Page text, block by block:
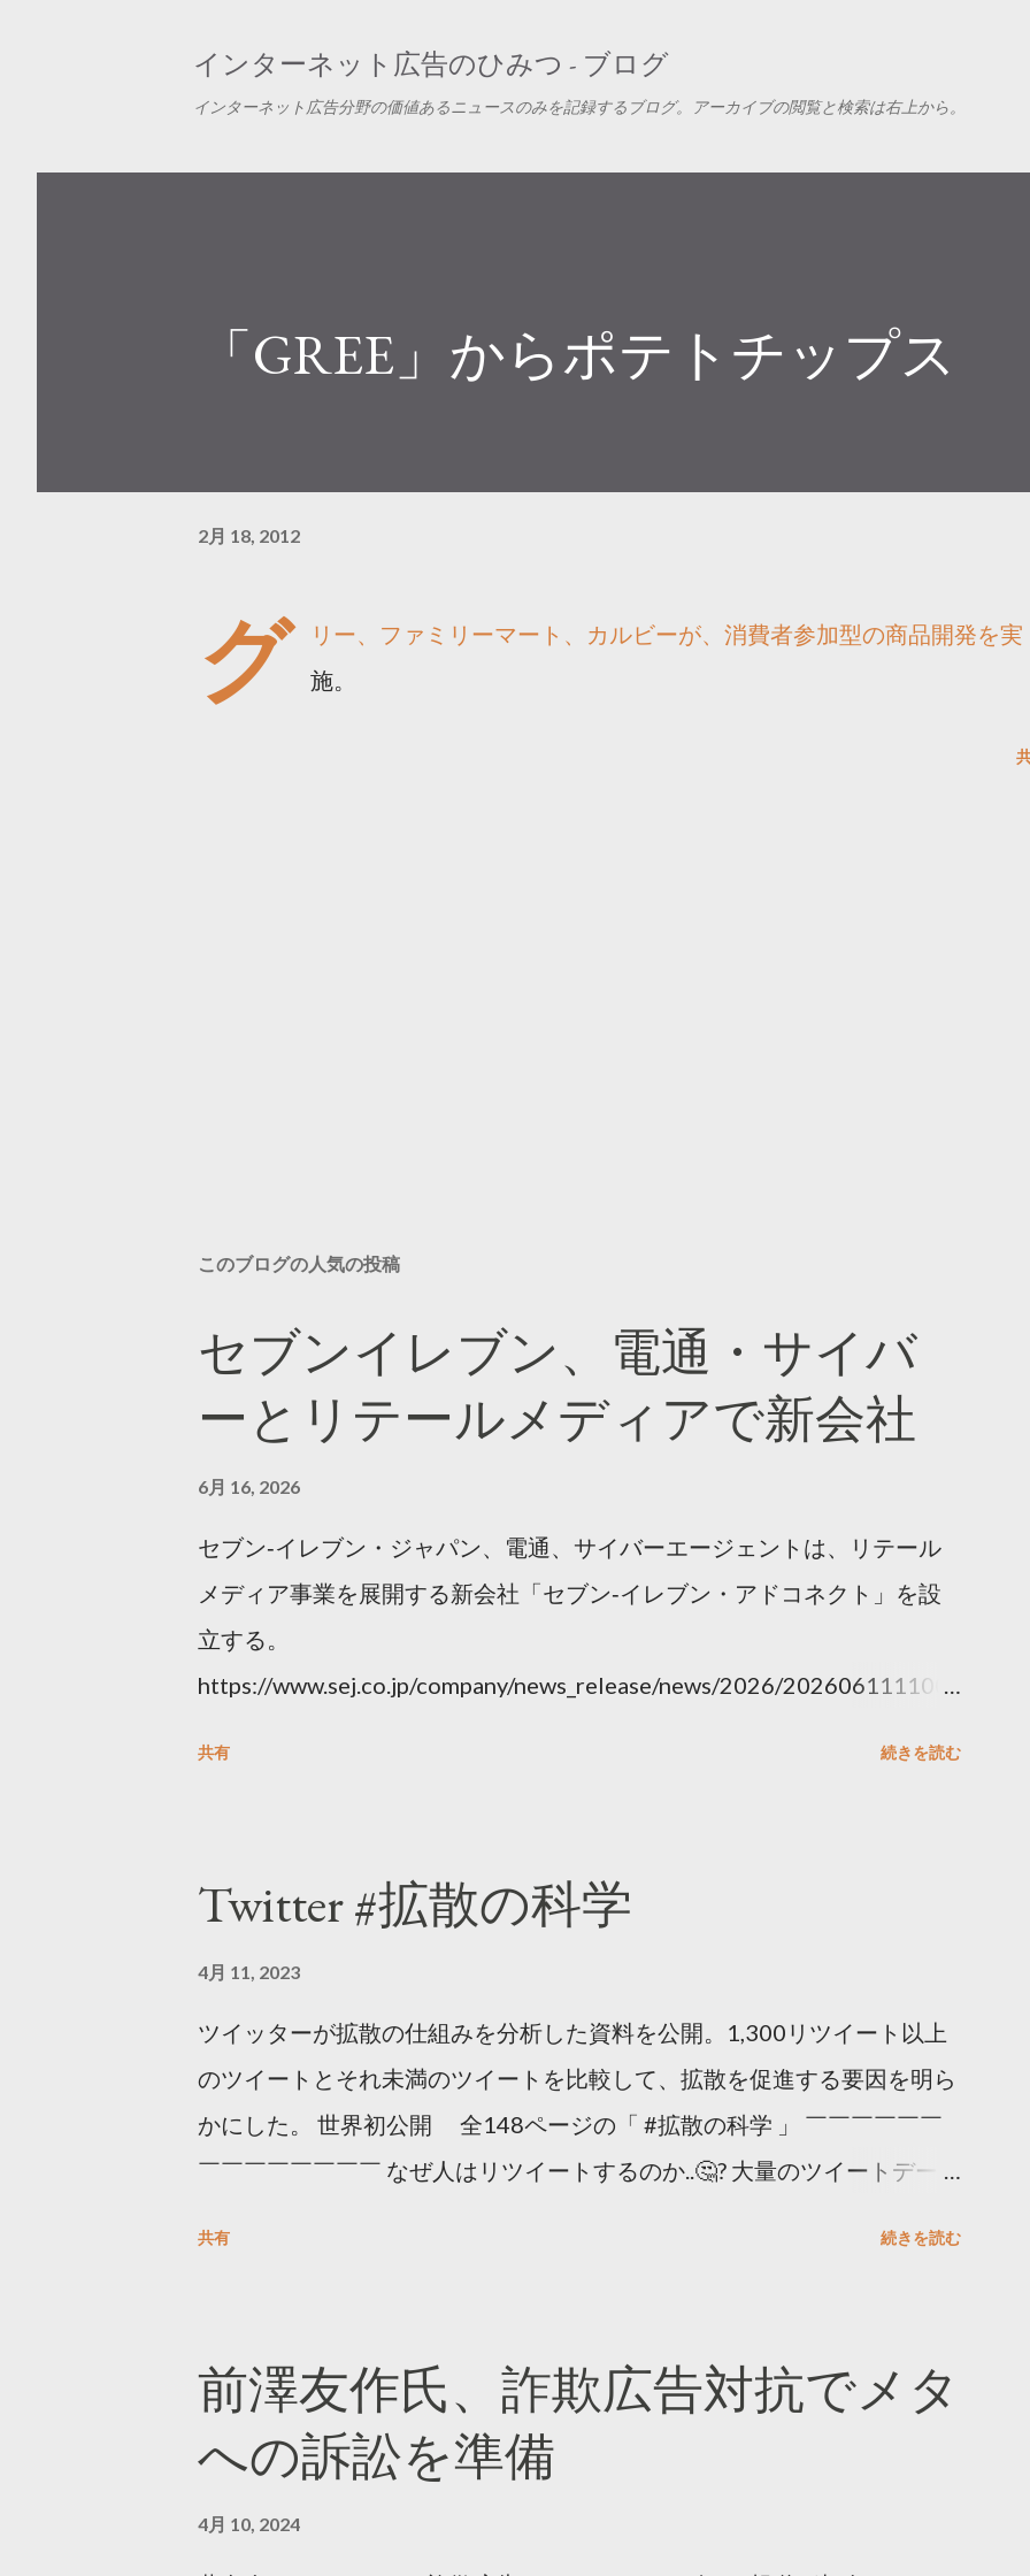
インターネット広告のひみつ - ブログ
インターネット広告分野の価値あるニュースのみを記録するブログ。アーカイブの閲覧と検索は右上から。
「GREE」からポテトチップス
2月 18, 2012
グ
リー、ファミリーマート、カルビーが、消費者参加型の商品開発を実
施。
このブログの人気の投稿
セブンイレブン、電通・サイバ
ーとリテールメディアで新会社
6月 16, 2026
セブン‐イレブン・ジャパン、電通、サイバーエージェントは、リテール
メディア事業を展開する新会社「セブン‐イレブン・アドコネクト」を設
立する。
https://www.sej.co.jp/company/news_release/news/2026/202606111100.
共有 続きを読む
Twitter #拡散の科学
4月 11, 2023
ツイッターが拡散の仕組みを分析した資料を公開。1,300リツイート以上
のツイートとそれ未満のツイートを比較して、拡散を促進する要因を明ら
かにした。 世界初公開 全148ページの「 #拡散の科学 」 ￣￣￣￣￣￣
￣￣￣￣￣￣￣￣ なぜ人はリツイートするのか..🤔? 大量のツイートデータ
https://marketing.twitter.com/ja/insights/kakusan
共有 続きを読む
前澤友作氏、詐欺広告対抗でメタ
への訴訟を準備
4月 10, 2024